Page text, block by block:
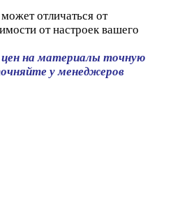
отличаться от
от настроек вашего
цен на материалы точную
у менеджеров